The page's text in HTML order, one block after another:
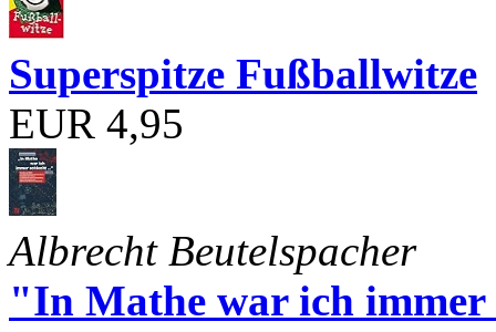
Superspitze Fußballwitze
EUR 4,95
Albrecht Beutelspacher
"In Mathe war ich immer